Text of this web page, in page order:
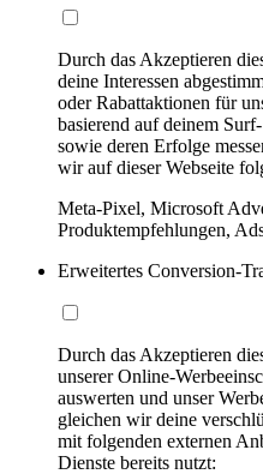
Durch das Akzeptieren
deine Interessen
oder Rabattaktionen für
basierend auf deinem
sowie deren Erfolge
wir auf dieser Webseite
Meta-Pixel, Microsoft
Produktempfehlungen,
Erweitertes Conversion-
Durch das Akzeptieren
unserer Online-
auswerten und unser
gleichen wir deine
mit folgenden externen
Dienste bereits nutzt: